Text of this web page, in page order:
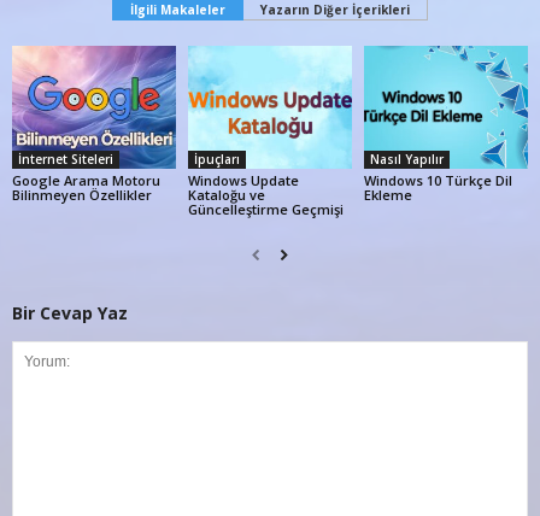
İlgili Makaleler Yazarın Diğer İçerikleri
İnternet Siteleri
Google Arama Motoru
Bilinmeyen Özellikler
İpuçları
Windows Update
Kataloğu ve
Güncelleştirme Geçmişi
Nasıl Yapılır
Windows 10 Türkçe Dil
Ekleme
Bir Cevap Yaz